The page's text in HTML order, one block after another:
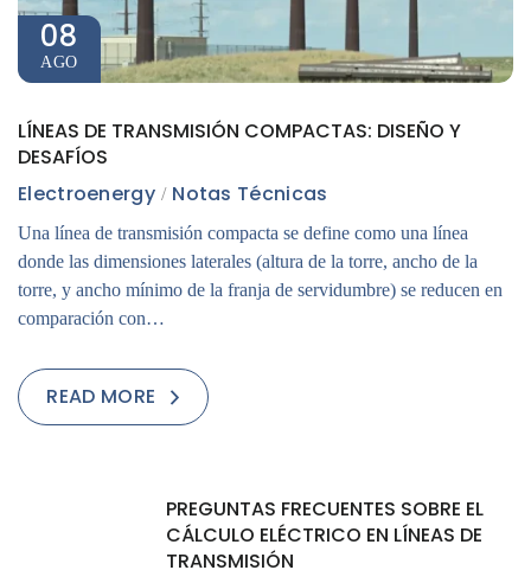
08
AGO
LÍNEAS DE TRANSMISIÓN COMPACTAS: DISEÑO Y
DESAFÍOS
Electroenergy
Notas Técnicas
Una línea de transmisión compacta se define como una línea
donde las dimensiones laterales (altura de la torre, ancho de la
torre, y ancho mínimo de la franja de servidumbre) se reducen en
comparación con…
READ MORE
PREGUNTAS FRECUENTES SOBRE EL
CÁLCULO ELÉCTRICO EN LÍNEAS DE
TRANSMISIÓN